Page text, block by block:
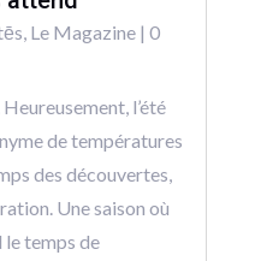
Le Magazine| 0
l’été
de températures
des découvertes,
Une saison où
le temps de